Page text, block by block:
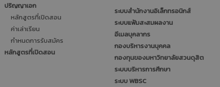
ปริญญาเอก
หลักสูตรที่เปิดสอน
ค่าเล่าเรียน
กำหนดการรับสมัคร
หลักสูตรที่เปิดสอน
ระบบสำนักงานอิเล็กทรอนิกส์
ระบบแฟ้มสะสมผลงาน
อีเมลบุคลากร
กองบริหารงานบุคคล
กองทุนของมหาวิทยาลัยสวนดุสิต
ระบบบริหารการศึกษา
ระบบ WBSC